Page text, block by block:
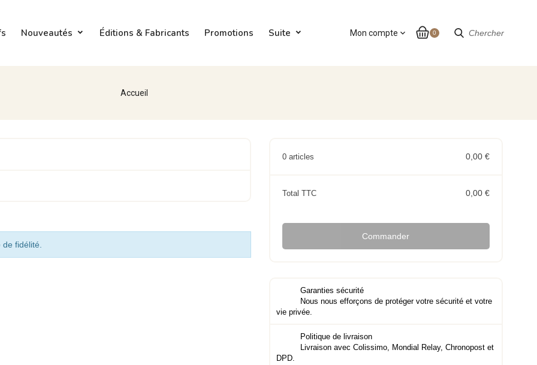
Chercher
Nouveautés Éditions & Fabricants Promotions Suite 0
Mon compte expand_more
Accueil
fidélité.
0 articles 0,00 €
Total TTC 0,00 €
Commander
Garanties sécurité
Nous nous efforçons de protéger votre sécurité et votre
vie privée.
Politique de livraison
Livraison avec Colissimo, Mondial Relay, Chronopost et
DPD.